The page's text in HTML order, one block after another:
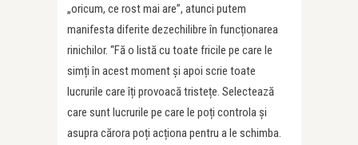
„oricum, ce rost mai are”, atunci putem
manifesta diferite dezechilibre în funcționarea
rinichilor. “Fă o listă cu toate fricile pe care le
simți în acest moment și apoi scrie toate
lucrurile care îți provoacă tristețe. Selectează
care sunt lucrurile pe care le poți controla și
asupra cărora poți acționa pentru a le schimba.